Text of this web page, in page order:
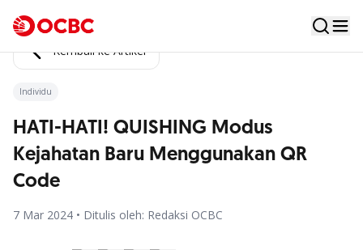
Kembali ke Artikel
Individu
HATI-HATI! QUISHING Modus
Kejahatan Baru Menggunakan QR
Code
7 Mar 2024 • Ditulis oleh: Redaksi OCBC